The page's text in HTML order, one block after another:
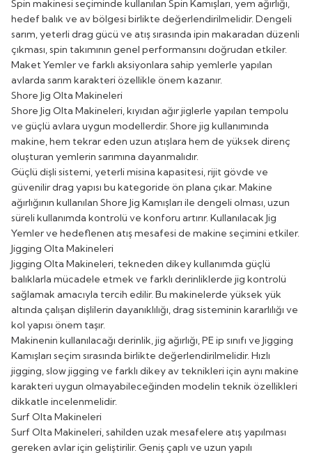
Spin makinesi seçiminde kullanılan Spin Kamışları, yem ağırlığı,
hedef balık ve av bölgesi birlikte değerlendirilmelidir. Dengeli
sarım, yeterli drag gücü ve atış sırasında ipin makaradan düzenli
çıkması, spin takımının genel performansını doğrudan etkiler.
Maket Yemlerve farklı aksiyonlara sahip yemlerle yapılan
avlarda sarım karakteri özellikle önem kazanır.
Shore Jig Olta Makineleri
Shore Jig Olta Makineleri, kıyıdan ağır jiglerle yapılan tempolu
ve güçlü avlara uygun modellerdir. Shore jig kullanımında
makine, hem tekrar eden uzun atışlara hem de yüksek direnç
oluşturan yemlerin sarımına dayanmalıdır.
Güçlü dişli sistemi, yeterli misina kapasitesi, rijit gövde ve
güvenilir drag yapısı bu kategoride ön plana çıkar. Makine
ağırlığının kullanılan Shore Jig Kamışları ile dengeli olması, uzun
süreli kullanımda kontrolü ve konforu artırır. Kullanılacak Jig
Yemlerve hedeflenen atış mesafesi de makine seçimini etkiler.
Jigging Olta Makineleri
Jigging Olta Makineleri, tekneden dikey kullanımda güçlü
balıklarla mücadele etmek ve farklı derinliklerde jig kontrolü
sağlamak amacıyla tercih edilir. Bu makinelerde yüksek yük
altında çalışan dişlilerin dayanıklılığı, drag sisteminin kararlılığı ve
kol yapısı önem taşır.
Makinenin kullanılacağı derinlik, jig ağırlığı, PE ip sınıfı ve Jigging
Kamışları seçim sırasında birlikte değerlendirilmelidir. Hızlı
jigging, slow jigging ve farklı dikey av teknikleri için aynı makine
karakteri uygun olmayabileceğinden modelin teknik özellikleri
dikkatle incelenmelidir.
Surf Olta Makineleri
Surf Olta Makineleri, sahilden uzak mesafelere atış yapılması
gereken avlar için geliştirilir. Geniş çaplı ve uzun yapılı